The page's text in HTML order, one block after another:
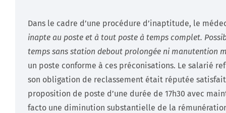
Dans le cadre d’une procédure d’inaptitude, le
inapte au poste et à tout poste à temps complet.
temps sans station debout prolongée ni manutention
un poste conforme à ces préconisations. Le salarié
son obligation de reclassement était réputée
proposition de poste d’une durée de 17h30 avec
facto une diminution substantielle de la